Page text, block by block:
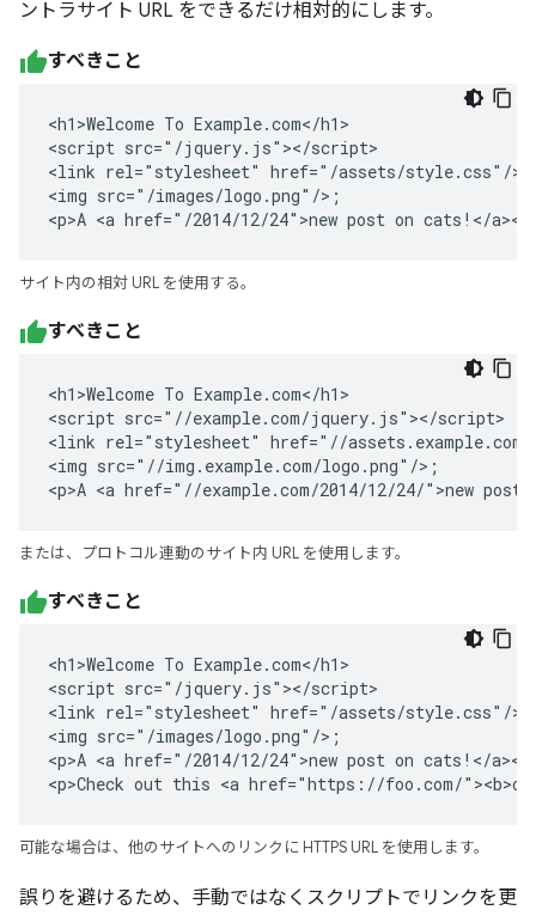
ントラサイト URL をできるだけ相対的にします。
すべきこと
<h1>Welcome To Example.com</h1>
<script src="/jquery.js"></script>
<link rel="stylesheet" href="/assets/style.css"/>
<img src="/images/logo.png"/>;
<p>A <a href="/2014/12/24">new post on cats!</a></
サイト内の相対 URL を使用する。
すべきこと
<h1>Welcome To Example.com</h1>
<script src="//example.com/jquery.js"></script>
<link rel="stylesheet" href="//
<img src="//img.example.com/logo.png"/>;
<p>A <a href="//example.com/2014/12/24/">new post
または、プロトコル連動のサイト内 URL を使用します。
すべきこと
<h1>Welcome To Example.com</h1>
<script src="/jquery.js"></script>
<link rel="stylesheet" href="/assets/style.css"/>
<img src="/images/logo.png"/>;
<p>A <a href="/2014/12/24">new post on cats!</a></
<p>Check out this <a href="https://foo.com/
可能な場合は、他のサイトへのリンクに HTTPS URL を使用します。
誤りを避けるため、手動ではなくスクリプトでリンクを更